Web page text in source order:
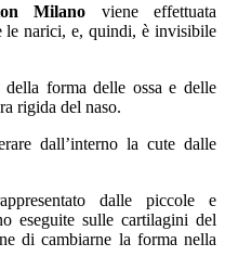
Milano viene effettuata
le narici, e, quindi, è invisibile
della forma delle ossa e delle
rigida del naso.
dall’interno la cute dalle
dalle piccole e
eseguite sulle cartilagini del
di cambiarne la forma nella